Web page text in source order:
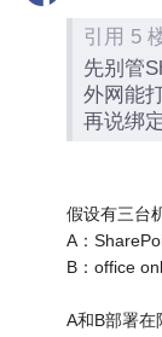
引用 5
先别管
外网能
再说绑
假设有三台
A：
B：office
A和B部署在